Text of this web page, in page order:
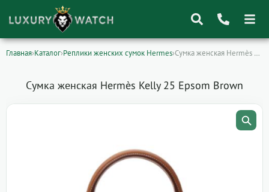
Главная›Каталог›Реплики женских сумок Hermes› Сумка женская Hermès Kelly 25 Epsom Brown
Сумка женская Hermès Kelly 25 Epsom Brown